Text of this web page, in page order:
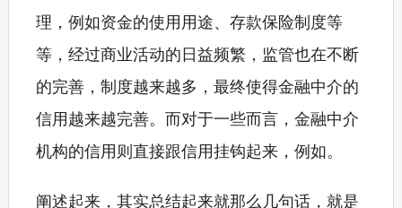
理，例如资金的使用用途、存款保险制度等
等，经过商业活动的日益频繁，监管也在不断
的完善，制度越来越多，最终使得金融中介的
信用越来越完善。而对于一些而言，金融中介
机构的信用则直接跟信用挂钩起来，例如。
阐述起来，其实总结起来就那么几句话，就是